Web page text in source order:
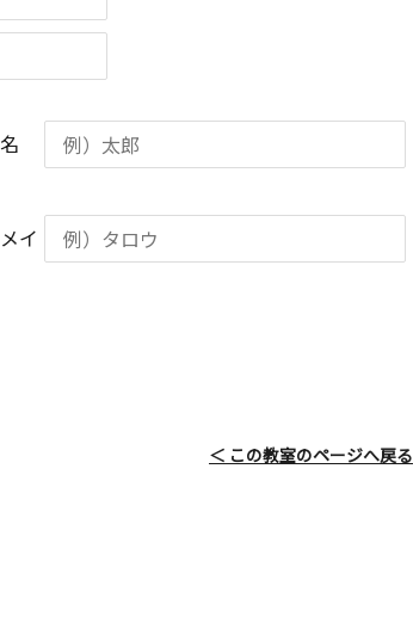
名
メイ
＜ この教室のページへ戻る